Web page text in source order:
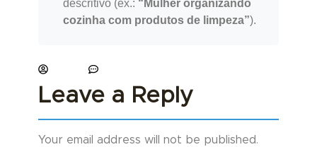
descritivo (ex.: “Mulher organizando
cozinha com produtos de limpeza”).
Leave a Reply
Your email address will not be published.